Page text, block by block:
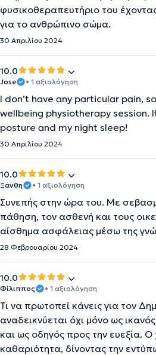
φυσικοθεραπευτήριο του
για το ανθρώπινο σώμα.
30 Απριλίου 2024
10.0
Jose • 1 αξιολόγηση
I don’t have any particular pain,
wellbeing physiotherapy
posture and my night sleep!
30 Απριλίου 2024
10.0
Ξανθη • 1 αξιολόγηση
Συνεπής στην ώρα του. Με
πάθηση, τον ασθενή και τους
αίσθημα ασφάλειας μέσω της
28 Φεβρουαρίου 2024
10.0
Φίλιππος • 1 αξιολόγηση
Τι να πρωτοπεί κάνεις για τον
αναδεικνύεται όχι μόνο ως
και ως οδηγός προς την ευεξία.
καθαριότητα, δίνοντας την